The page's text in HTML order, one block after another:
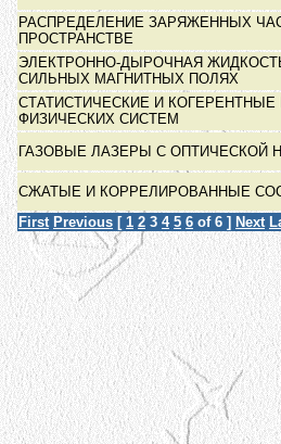
РАСПРЕДЕЛЕНИЕ ЗАРЯЖЕННЫХ
ПРОСТРАНСТВЕ
ЭЛЕКТРОННО-ДЫРОЧНАЯ
СИЛЬНЫХ МАГНИТНЫХ ПОЛЯХ
СТАТИСТИЧЕСКИЕ И
ФИЗИЧЕСКИХ СИСТЕМ
ГАЗОВЫЕ ЛАЗЕРЫ С ОПТИЧЕСКОЙ
СЖАТЫЕ И КОРРЕЛИРОВАННЫЕ
First Previous [ 1 2 3 4 5 6 of 6 ] Next